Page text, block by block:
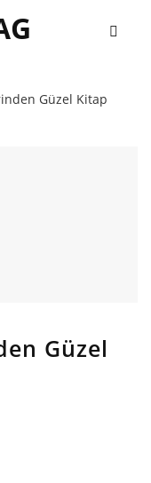
Güzel Kitap
Güzel